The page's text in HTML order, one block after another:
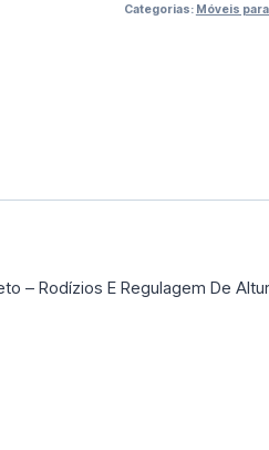
Categorias: Móveis
– Rodízios E Regulagem De